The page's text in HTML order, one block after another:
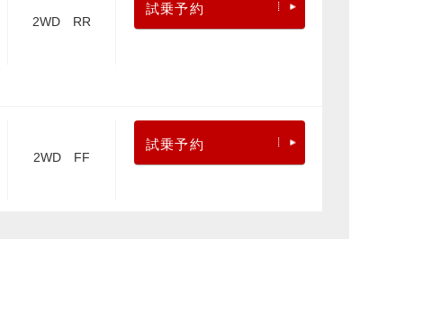
2WD RR
試乗予約
2WD FF
試乗予約